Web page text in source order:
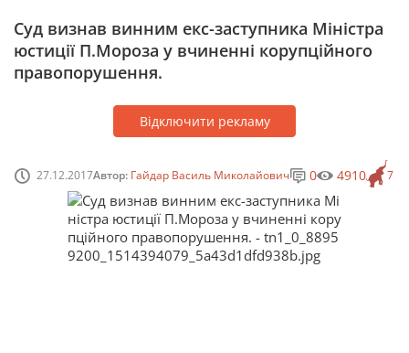
Суд визнав винним екс-заступника Міністра
юстиції П.Мороза у вчиненні корупційного
правопорушення.
Відключити рекламу
27.12.2017Автор: Гайдар Василь Миколайович 7
0 4910